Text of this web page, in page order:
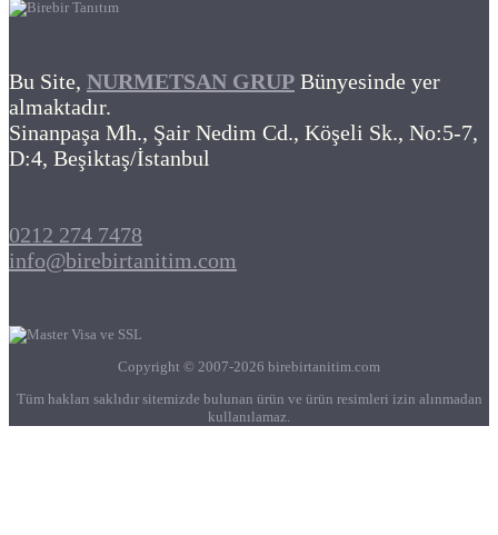
Bu Site, NURMETSAN GRUP Bünyesinde yer
almaktadır.
Sinanpaşa Mh., Şair Nedim Cd., Köşeli Sk., No:5-7,
D:4, Beşiktaş/İstanbul
0212 274 7478
info@birebirtanitim.com
Copyright © 2007-2026 birebirtanitim.com
Tüm hakları saklıdır sitemizde bulunan ürün ve ürün resimleri izin alınmadan
kullanılamaz.